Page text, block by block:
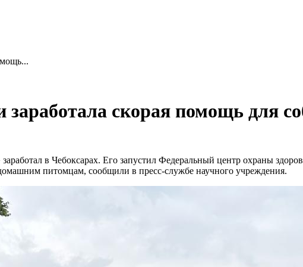
заработала скорая помощь для
в Чебоксарах. Его запустил Федеральный центр охраны
питомцам, сообщили в пресс-службе научного учреждения.